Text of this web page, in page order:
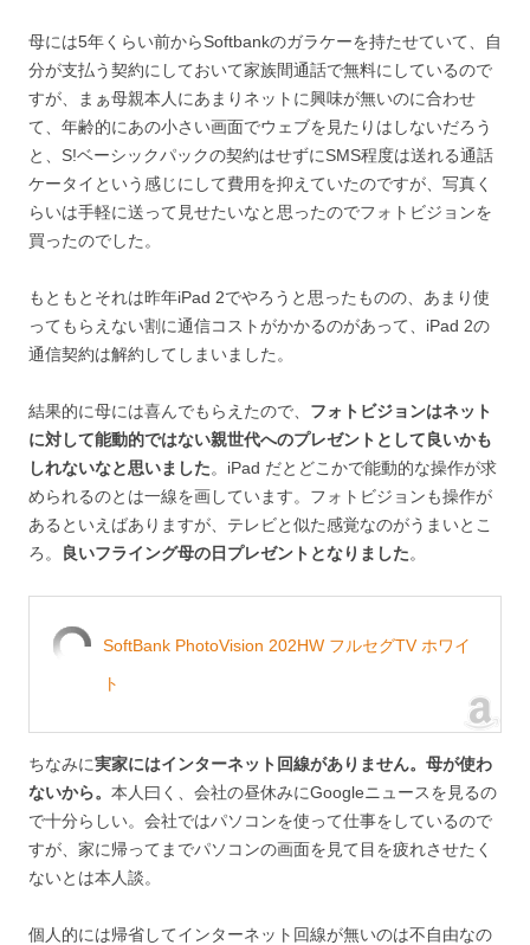
母には5年くらい前からSoftbankのガラケーを持たせていて、自
分が支払う契約にしておいて家族間通話で無料にしているので
すが、まぁ母親本人にあまりネットに興味が無いのに合わせ
て、年齢的にあの小さい画面でウェブを見たりはしないだろう
と、S!ベーシックパックの契約はせずにSMS程度は送れる通話
ケータイという感じにして費用を抑えていたのですが、写真く
らいは手軽に送って見せたいなと思ったのでフォトビジョンを
買ったのでした。
もともとそれは昨年iPad 2でやろうと思ったものの、あまり使
ってもらえない割に通信コストがかかるのがあって、iPad 2の
通信契約は解約してしまいました。
結果的に母には喜んでもらえたので、 フォトビジョンはネット
に対して能動的ではない親世代へのプレゼントとして良いかも
しれないなと思いました。iPad だとどこかで能動的な操作が求
められるのとは一線を画しています。フォトビジョンも操作が
あるといえばありますが、テレビと似た感覚なのがうまいとこ
ろ。
良いフライング母の日プレゼントとなりました。
SoftBank PhotoVision 202HW フルセグTV ホワイ
ト
ちなみに実家にはインターネット回線がありません。母が使わ
ないから。 本人曰く、会社の昼休みにGoogleニュースを見るの
で十分らしい。会社ではパソコンを使って仕事をしているので
すが、家に帰ってまでパソコンの画面を見て目を疲れさせたく
ないとは本人談。
個人的には帰省してインターネット回線が無いのは不自由なの